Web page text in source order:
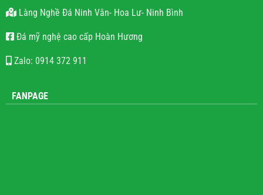
Làng Nghề Đá Ninh Vân- Hoa Lư- Ninh Bình
Đá mỹ nghệ cao cấp Hoàn Hương
Zalo: 0914 372 911
FANPAGE